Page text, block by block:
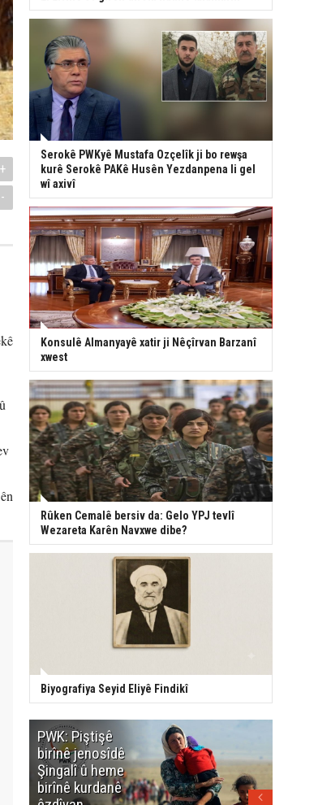
Serokê PWKyê Mustafa Ozçelîk ji bo rewşa
kurê Serokê PAKê Husên Yezdanpena li gel
wî axivî
Konsulê Almanyayê xatir ji Nêçîrvan Barzanî
xwest
Rûken Cemalê bersiv da: Gelo YPJ tevlî
Wezareta Karên Navxwe dibe?
Biyografiya Seyid Eliyê Findikî
PWK: Piştişê
birînê jenosîdê
Şingalî û heme
birînê kurdanê